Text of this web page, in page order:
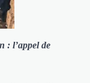
: l’appel de